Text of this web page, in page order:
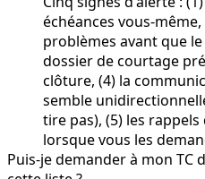
échéances vous-
problèmes avant que
dossier de courtage
clôture, (4) la
semble
tire pas), (5) les
lorsque vous les
Puis-je demander à mon TC